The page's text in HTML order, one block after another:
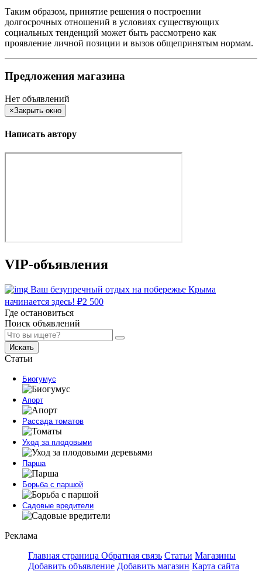
Таким образом, принятие решения о построении
долгосрочных отношений в условиях существующих
социальных тенденций может быть рассмотрено как
проявление личной позиции и вызов общепринятым нормам.
Предложения магазина
Нет объявлений
×Закрыть окно
Написать автору
VIP-объявления
Ваш безупречный отдых на побережье Крыма
начинается здесь! ₽2 500
Где остановиться
Поиск объявлений
Искать
Статьи
Биогумус
Апорт
Рассада томатов
Уход за плодовыми
Парша
Борьба с паршой
Садовые вредители
Реклама
Главная страница Обратная связь Статьи Магазины
Добавить объявление Добавить магазин Карта сайта